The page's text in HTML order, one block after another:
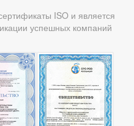
ISO и является
успешных компаний